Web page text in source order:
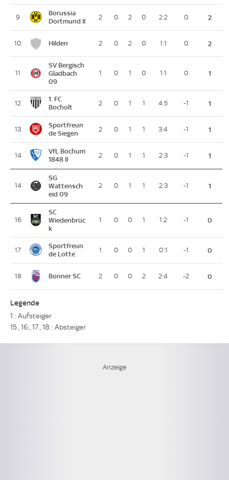
9
Borussia
Dortmund II
2 0 2 0 2:2 0 2
10 Hilden 2 0 2 0 1:1 0 2
11
SV Bergisch
Gladbach
09
1 0 1 0 1:1 0 1
12
1. FC
Bocholt
2 0 1 1 4:5 -1 1
13
Sportfreun
de Siegen
2 0 1 1 3:4 -1 1
14
VfL Bochum
1848 II
2 0 1 1 2:3 -1 1
14
SG
Wattensch
eid 09
2 0 1 1 2:3 -1 1
16
SC
Wiedenbrüc
k
1 0 0 1 1:2 -1 0
17
Sportfreun
de Lotte
1 0 0 1 0:1 -1 0
18 Bonner SC 2 0 0 2 2:4 -2 0
Legende
1.: Aufsteiger
15., 16., 17., 18.: Absteiger